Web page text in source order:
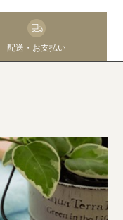
配送・お支払い